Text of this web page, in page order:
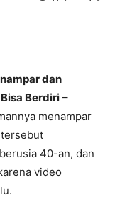
dan
Berdiri –
menampar
40-an, dan
video